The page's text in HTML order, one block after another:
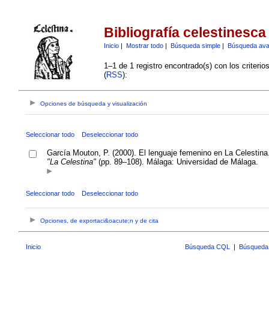
Bibliografía celestinesca
Inicio| Mostrar todo| Búsqueda simple| Búsqueda
1–1 de 1 registro encontrado(s) con los
(RSS):
Opciones de búsqueda y visualización
Seleccionar todo Deseleccionar todo
García Mouton, P. (2000). El lenguaje femenino en La
"La Celestina"(pp. 89–108). Málaga: Universidad de Málaga.
Seleccionar todo Deseleccionar todo
Opciones, de exportaci&oacute;n y de cita
Inicio Búsqueda CQL |